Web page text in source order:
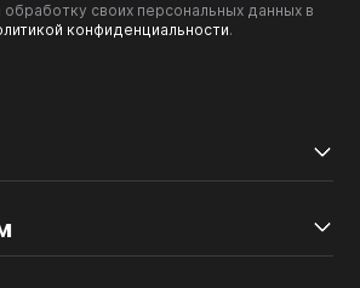
своих персональных данных в
конфиденциальности.